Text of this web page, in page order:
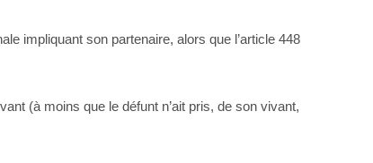
impliquant son partenaire, alors que l’article 448
(à moins que le défunt n’ait pris, de son vivant,